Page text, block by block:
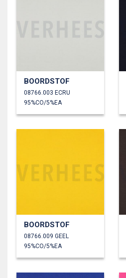
BOORDSTOF
08766.003 ECRU
95%CO/5%EA
BOORDSTOF
08766.009 GEEL
95%CO/5%EA